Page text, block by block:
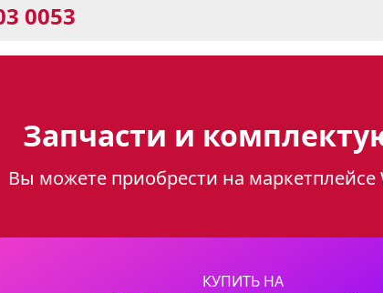
0053
6302-03 0053 – это удачное
и современный вид. Благодаря своим
она легко впишется в любой
Запчасти и
Вы можете приобрести на маркетплейсе
КУПИТЬ НА